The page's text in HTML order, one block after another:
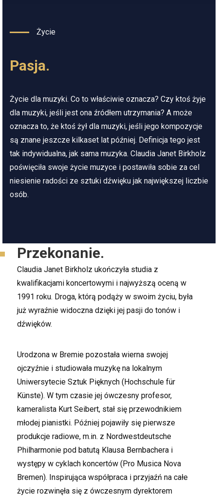
Życie
Pasja.
Życie dla muzyki. Co to właściwie oznacza? Czy ktoś żyje
dla muzyki, jeśli jest ona źródłem utrzymania? A może
oznacza to, że ktoś żył dla muzyki, jeśli jego kompozycje
są znane jeszcze kilkaset lat później. Definicja tego jest
tak indywidualna, jak sama muzyka. Claudia Janet Birkholz
poświęciła swoje życie muzyce i postawiła sobie za cel
niesienie radości ze sztuki dźwięku jak największej liczbie
osób.
Przekonanie.
Claudia Janet Birkholz ukończyła studia z
kwalifikacjami koncertowymi i najwyższą oceną w
1991 roku. Droga, którą podąży w swoim życiu, była
już wyraźnie widoczna dzięki jej pasji do tonów i
dźwięków.
Urodzona w Bremie pozostała wierna swojej
ojczyźnie i studiowała muzykę na lokalnym
Uniwersytecie Sztuk Pięknych (Hochschule für
Künste). W tym czasie jej ówczesny profesor,
kameralista Kurt Seibert, stał się przewodnikiem
młodej pianistki. Później pojawiły się pierwsze
produkcje radiowe, m.in. z Nordwestdeutsche
Philharmonie pod batutą Klausa Bernbachera i
występy w cyklach koncertów (Pro Musica Nova
Bremen). Inspirująca współpraca i przyjaźń na całe
życie rozwinęła się z ówczesnym dyrektorem